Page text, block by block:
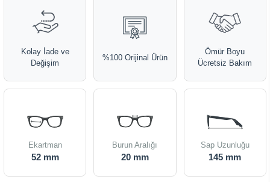
Kolay İade ve
Değişim
%100 Orijinal Ürün
Ömür Boyu
Ücretsiz Bakım
Ekartman
52 mm
Burun Aralığı
20 mm
Sap Uzunluğu
145 mm